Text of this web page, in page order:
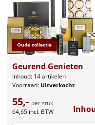
Oude collectie
Geurend Genieten
Inhoud: 14 artikelen
Voorraad: Uitverkocht
55,- per stuk
64,65 incl. BTW